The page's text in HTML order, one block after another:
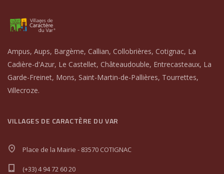
Ampus, Aups, Bargème, Callian, Collobrières, Cotignac, La
Cadière-d'Azur, Le Castellet, Châteaudouble, Entrecasteaux, La
Garde-Freinet, Mons, Saint-Martin-de-Pallières, Tourrettes,
Villecroze.
VILLAGES DE CARACTÈRE DU VAR
Place de la Mairie - 83570 COTIGNAC
(+33) 4 94 72 60 20